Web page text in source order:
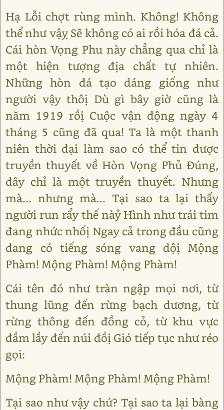
Hạ Lỗi chợt rùng mình. Không! Không
thể như vậỵ Sẽ không có ai rồi hóa đá cả.
Cái hòn Vọng Phu này chẳng qua chỉ là
một hiện tượng địa chất tự nhiên.
Những hòn đá tạo dáng giống như
người vậy thôị Dù gì bây giờ cũng là
năm 1919 rồị Cuộc vận động ngày 4
tháng 5 cũng đã qua! Ta là một thanh
niên thời đại làm sao có thể tin được
truyền thuyết về Hòn Vọng Phủ Đúng,
đây chỉ là một truyền thuyết. Nhưng
mà... nhưng mà... Tại sao ta lại thấy
người run rẩy thế nàỷ Hình như trái tim
đang nhức nhốị Ngay cả trong đầu cũng
đang có tiếng sóng vang dộị Mộng
Phàm! Mộng Phàm! Mộng Phàm!
Cái tên đó như tràn ngập mọi nơi, từ
thung lũng đến rừng bạch dương, từ
rừng thông đến đồng cỏ, từ khu vực
đầm lầy đến núi đồị Gió tiếp tục như réo
gọi:
Mộng Phàm! Mộng Phàm! Mộng Phàm!
Tại sao như vậy chứ? Tại sao ta lại bàng